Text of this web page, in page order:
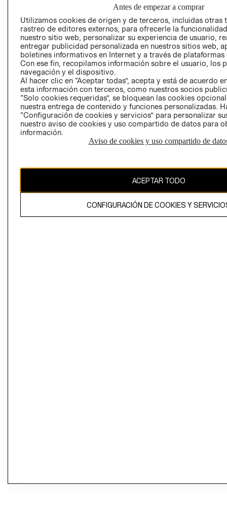
PRIVACIDAD
GIFT CARD
AVISO DE
Perú (S/)
CAMBIAR REGIÓN
El contenido de esta página web está protegido por copyright y es
Antes de empezar a comprar
Utilizamos cookies de origen y de terceros, incluidas otras
rastreo de editores externos, para ofrecerle la
nuestro sitio web, personalizar su experiencia de usuario,
entregar publicidad personalizada en nuestros sitios web,
boletines informativos en Internet y a través de plataformas
Con ese fin, recopilamos información sobre el usuario, los
navegación y el dispositivo.
Al hacer clic en “Aceptar todas”, acepta y está de acuerdo
esta información con terceros, como nuestros socios
“Solo cookies requeridas”, se bloquean las cookies
nuestra entrega de contenido y funciones personalizadas.
“Configuración de cookies y servicios” para personalizar
nuestro aviso de cookies y uso compartido de datos para
información.
Aviso de cookies y uso compartido de
ACEPTAR TODO
CONFIGURACIÓN DE COOKIES Y